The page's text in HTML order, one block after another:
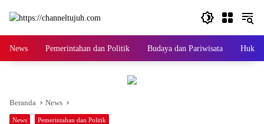
News Pemerintahan dan Politik Budaya dan Pariwisata
Beranda News
News Pemerintahan dan Politik